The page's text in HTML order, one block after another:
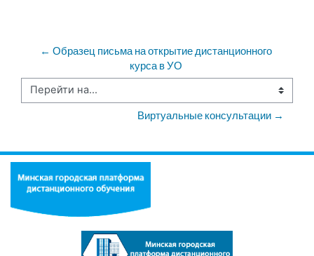
← Образец письма на открытие дистанционного
курса в УО
Перейти на...
Виртуальные консультации →